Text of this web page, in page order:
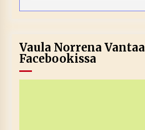
Vaula Norrena Vantaa
Facebookissa